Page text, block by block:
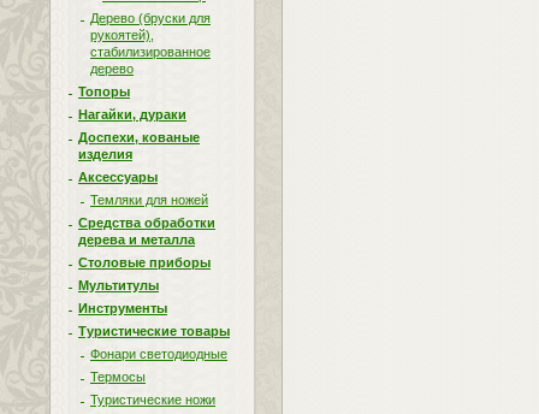
Дерево (бруски для
рукоятей),
стабилизированное
дерево
Топоры
Нагайки, дураки
Доспехи, кованые
изделия
Аксессуары
Темляки для ножей
Средства обработки
дерева и металла
Столовые приборы
Мультитулы
Инструменты
Туристические товары
Фонари светодиодные
Термосы
Туристические ножи